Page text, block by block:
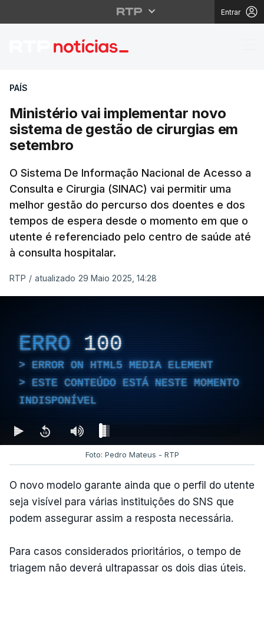
Entrar
Ministério vai
PAÍS
Ministério vai implementar novo
sistema de gestão de cirurgias em
setembro
O Sistema De Informação Nacional de Acesso a
Consulta e Cirurgia (SINAC) vai permitir uma
melhor gestão do percurso dos doentes e dos
tempos de espera desde o momento em que o
utente é referenciado pelo centro de saúde até
à consulta hospitalar.
RTP / atualizado 29 Maio 2025, 14:28
ERRO 100
ERROR ON HTML5 MEDIA ELEMENT
ESTE CONTEÚDO ESTÁ NESTE MOMENTO
INDISPONÍVEL
Foto: Pedro Mateus - RTP
O novo modelo garante ainda que o perfil do utente
seja visível para várias instituições do SNS que
podem assegurar assim a resposta necessária.
Para casos considerados prioritários, o tempo de
triagem não deverá ultrapassar os dois dias úteis.